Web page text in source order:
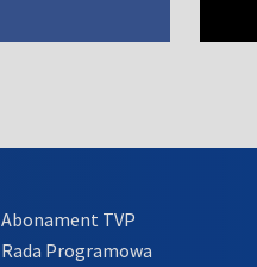
Abonament TVP
Rada Programowa